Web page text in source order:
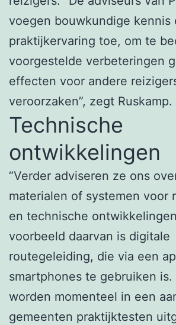
voegen bouwkundige kennis
praktijkervaring toe, om te
voorgestelde verbeteringen
effecten voor andere
veroorzaken”, zegt Ruskamp.
Technische
ontwikkelingen
“Verder adviseren ze ons
materialen of systemen voor
en technische
voorbeeld daarvan is digitale
routegeleiding, die via een
smartphones te gebruiken is.
worden momenteel in een
gemeenten praktijktesten